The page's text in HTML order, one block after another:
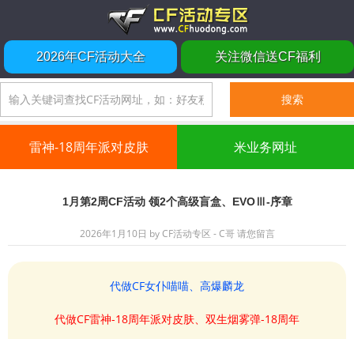
2026年CF活动大全 关注微信送CF福利
雷神-18周年派对皮肤 米业务网址
1月第2周CF活动 领2个高级盲盒、EVOⅢ-序章
2026年1月10日 byCF活动专区 - C哥 请您留言
代做CF女仆喵喵、高爆麟龙
代做CF雷神-18周年派对皮肤、双生烟雾弹-18周年